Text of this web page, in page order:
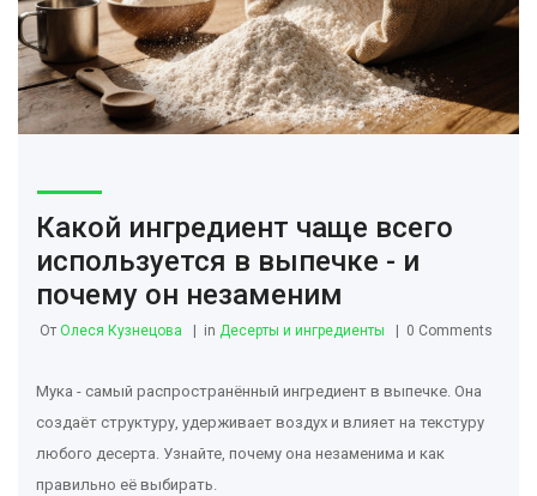
Какой ингредиент чаще всего
используется в выпечке - и
почему он незаменим
От Олеся Кузнецова in Десерты и ингредиенты 0 Comments
Мука - самый распространённый ингредиент в выпечке. Она
создаёт структуру, удерживает воздух и влияет на текстуру
любого десерта. Узнайте, почему она незаменима и как
правильно её выбирать.